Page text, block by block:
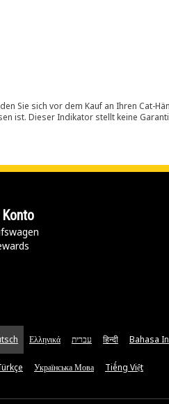
Sie sich vor dem Kauf an Ihren Cat-
ist. Dieser Indikator stellt keine
Ελληνικά עברית हिन्दी Bahasa
Українська Мова Tiếng Việt